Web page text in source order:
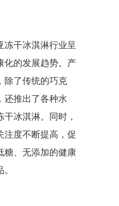
冻干冰淇淋行业呈
化的发展趋势。产
除了传统的巧克
还推出了各种水
冰淇淋。同时，
注度不断提高，促
糖、无添加的健康